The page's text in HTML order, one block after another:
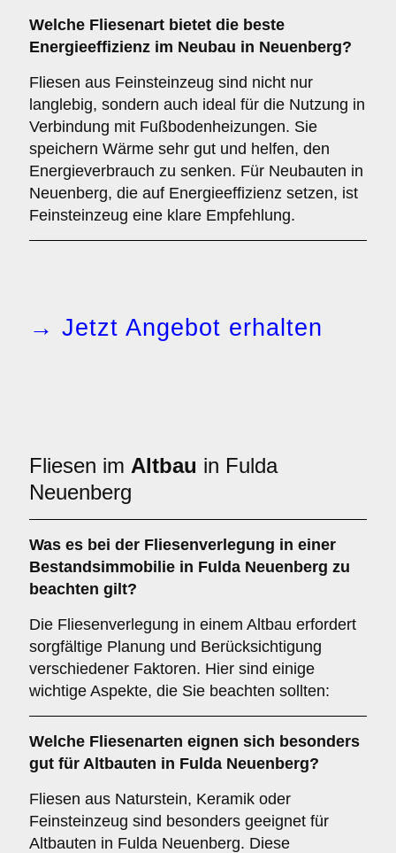
Welche Fliesenart bietet die beste
Energieeffizienz im Neubau in Neuenberg?
Fliesen aus Feinsteinzeug sind nicht nur
langlebig, sondern auch ideal für die Nutzung in
Verbindung mit Fußbodenheizungen. Sie
speichern Wärme sehr gut und helfen, den
Energieverbrauch zu senken. Für Neubauten in
Neuenberg, die auf Energieeffizienz setzen, ist
Feinsteinzeug eine klare Empfehlung.
→ Jetzt Angebot erhalten
Fliesen im Altbau in Fulda
Neuenberg
Was es bei der Fliesenverlegung in einer
Bestandsimmobilie in Fulda Neuenberg zu
beachten gilt?
Die Fliesenverlegung in einem Altbau erfordert
sorgfältige Planung und Berücksichtigung
verschiedener Faktoren. Hier sind einige
wichtige Aspekte, die Sie beachten sollten:
Welche Fliesenarten eignen sich besonders
gut für Altbauten in Fulda Neuenberg?
Fliesen aus Naturstein, Keramik oder
Feinsteinzeug sind besonders geeignet für
Altbauten in Fulda Neuenberg. Diese